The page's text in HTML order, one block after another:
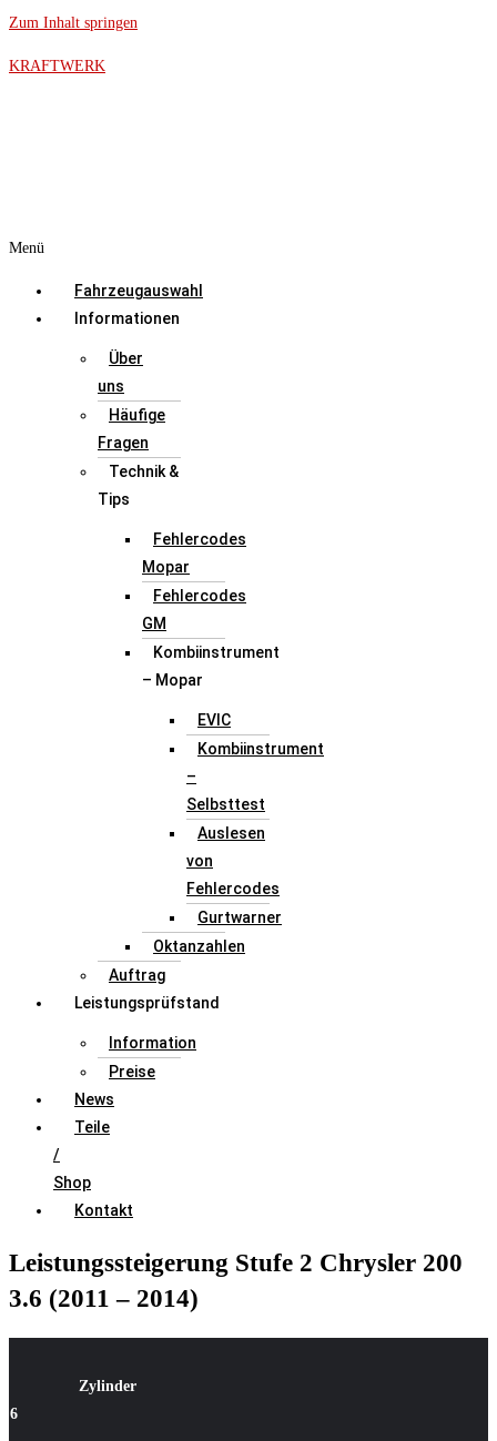
Zum Inhalt springen
KRAFTWERK
Menü
Fahrzeugauswahl
Informationen
Über
uns
Häufige
Fragen
Technik &
Tips
Fehlercodes
Mopar
Fehlercodes
GM
Kombiinstrument
– Mopar
EVIC
Kombiinstrument
–
Selbsttest
Auslesen
von
Fehlercodes
Gurtwarner
Oktanzahlen
Auftrag
Leistungsprüfstand
Information
Preise
News
Teile
/
Shop
Kontakt
Leistungssteigerung Stufe 2 Chrysler 200
3.6 (2011 – 2014)
Zylinder
6